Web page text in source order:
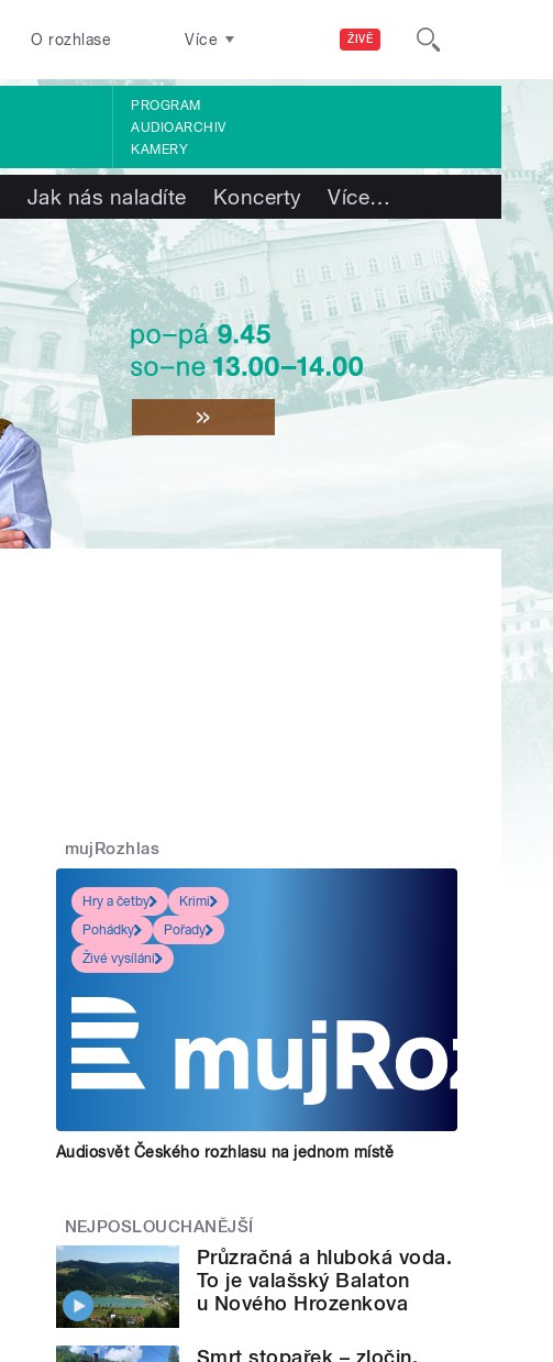
ŽIVĚ
O rozhlase Více
PROGRAM
AUDIOARCHIV
KAMERY
Jak nás naladíte Koncerty Více…
mujRozhlas
Hry a četby
Krimi
Pohádky
Pořady
Živé vysílání
Audiosvět Českého rozhlasu na jednom místě
NEJPOSLOUCHANĚJŠÍ
Průzračná a hluboká voda.
To je valašský Balaton
u Nového Hrozenkova
Smrt stopařek – zločin,